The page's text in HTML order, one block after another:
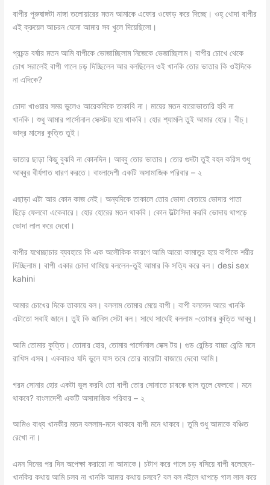
বাপীর পুরুষাঙ্গটা নাঙ্গা তলোয়ারের মতন আমাকে এফোর ওফোড় করে দিচ্ছে। ওহ্ খোদা বাপীর
এই ক্রুয়েল আচরন যেনো আমার সব খুলে দিয়েছিলো।
প্রচন্ড বর্ষার মতন আমি বাপীকে ভোজাচ্ছিলাম নিজেকে ভেজাচ্ছিলাম। বাপীর চোখে থেকে
চোখ সরালেই বাপী গালে চড় দিচ্ছিলেন আর বলছিলেন ওই খানকি তোর ভাতার কি ওইদিকে
না এদিকে?
চোদা খাওয়ার সময় ভুলেও আরেকদিকে তাকাবি না। মায়ের মতন বারোভাতারি হবি না
খানকি। শুধু আমার পার্সোনাল সেক্সটয় হয়ে থাকবি। হোর শ্যামলি তুই আমার হোর। বীচ্।
ভাদ্র মাসের কুত্তি তুই।
ভাতার ছাড়া কিছু বুঝবি না কোনদিন। আব্বু তোর ভাতার। তোর গুদটা তুই বহন করিস শুধু
আব্বুর বীর্যপাত ধারণ করতে। বাংলাদেশী একটি অসামাজিক পরিবার – ২
এছাড়া এটা আর কোন কাজ নেই। অন্যদিকে তাকালে তোর ভোদা বেতায়ে ভোদার পাতা
ছিড়ে ফেলবো একেবারে। হোর হোরের মতন থাকবি। কোন উল্টাসিদা করবি ভোদায় থাপড়ে
ভোদা লাল করে দেবো।
বাপীর যথেচ্ছাচার ব্যবহারে কি এক অলৌকিক কারণে আমি আরো কামাতুর হয়ে বাপীকে শরীর
দিচ্ছিলাম। বাপী একার চোদা থামিয়ে বললেন-তুই আমার কি সত্যি করে বল। desi sex
kahini
আমার চোখের দিকে তাকায়ে বল। বললাম তোমার মেয়ে বাপী। বাপী বললেন আরে খানকি
এটাতো সবাই জানে। তুই কি জানিস সেটা বল। সাথে সাথেই বললাম -তোমার কুত্তি আব্বু।
আমি তোমার কুত্তি। তোমার হোর, তোমার পার্সোনাল সেক্স টয়। গুড রেন্ডির বাচ্চা রেন্ডি মনে
রাখিস এসব। একবারও যদি ভুলে যাস তবে তোর বারোটা বাজায়ে দেবো আমি।
গরম সোনার হোর একটা ভুল করবি তো বাপী তোর সোনাতে চাবকে ছাল তুলে ফেলবো। মনে
থাকবে? বাংলাদেশী একটি অসামাজিক পরিবার – ২
আমিও বাধ্য খানকীর মতন বললাম-মনে থাকবে বাপী মনে থাকবে। তুমি শুধু আমাকে বঞ্চিত
রেখো না।
এমন দিনের পর দিন অপেক্ষা করায়ো না আমাকে। চটাশ করে গালে চড় বসিয়ে বাপী বলেছেন-
খানকির কথায় আমি চলব না খানকি আমার কথায় চলবে? বল বল নইলে থাপড়ে গাল লাল করে